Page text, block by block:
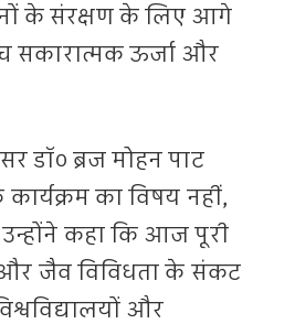
के संरक्षण के लिए आगे
सकारात्मक ऊर्जा और
डॉ० ब्रज मोहन पाट
का विषय नहीं,
उन्होंने कहा कि आज पूरी
और जैव विविधता के संकट
और